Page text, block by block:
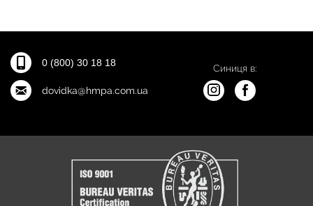
0 (800) 30 18 18
dovidka@hmpa.com.ua
Синиця в: